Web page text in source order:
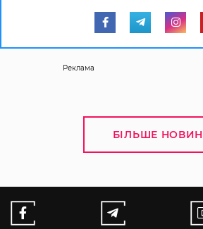
Реклама
БІЛЬШЕ НОВИН